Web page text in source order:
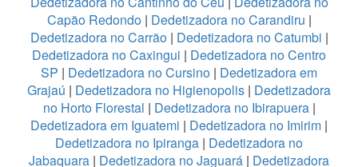
Capão Redondo| Dedetizadora no Carandiru |
Dedetizadora no Carrão| Dedetizadora no Catumbi |
Dedetizadora no Caxingui | Dedetizadora no Centro
SP | Dedetizadora no Cursino | Dedetizadora em
Grajaú | Dedetizadora no Higienopolis | Dedetizadora
no Horto Florestal | Dedetizadora no Ibirapuera|
Dedetizadora em Iguatemi | Dedetizadora no Imirim |
Dedetizadora no Ipiranga | Dedetizadora no
Jabaquara | Dedetizadora no Jaguará | Dedetizadora